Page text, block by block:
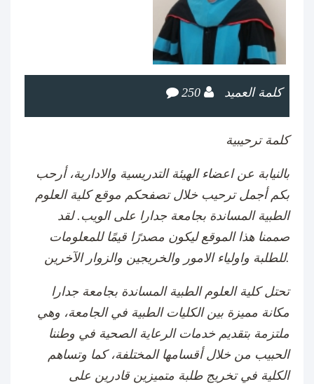
كلمة العميد 250
كلمة ترحيبية
بالنيابة عن اعضاء الهيئة التدريسية والادارية، أرحب
بكم أجمل ترحيب خلال تصفحكم موقع كلية العلوم
الطبية المساندة بجامعة جدارا على الويب. لقد
صممنا هذا الموقع ليكون مصدرًا قيمًا للمعلومات
للطلبة واولياء الامور والخريجين والزوار الآخرين.
تحتل كلية العلوم الطبية المساندة بجامعة جدارا
مكانة مميزة بين الكليات الطبية في الجامعة، وهي
ملتزمة بتقديم خدمات الرعاية الصحية في وطننا
الحبيب من خلال أقسامها المختلفة، كما وتساهم
الكلية في تخريج طلبة متميزين قادرين على